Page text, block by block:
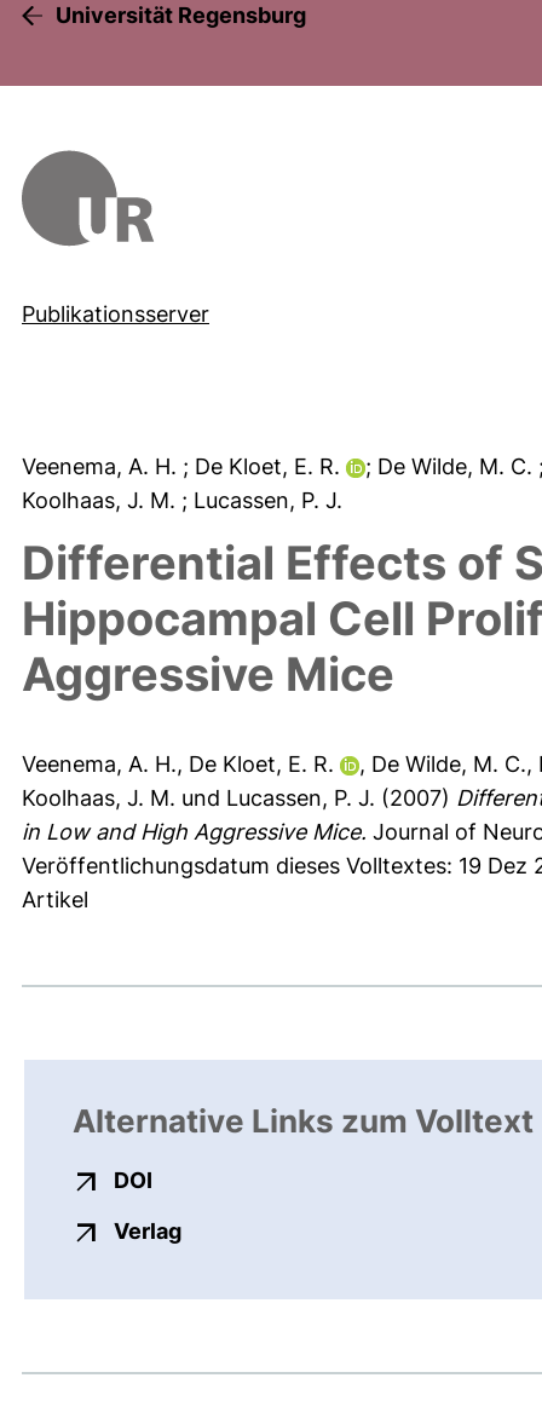
Universität Regensburg
Publikationsserver
Veenema, A. H. ; De Kloet, E. R. ; De Wilde, M. C.
Koolhaas, J. M. ; Lucassen, P. J.
Differential Effects of
Hippocampal Cell
Aggressive Mice
Veenema, A. H., De Kloet, E. R. , De Wilde, M. C.,
Koolhaas, J. M. und Lucassen, P. J. (2007)
in Low and High Aggressive Mice. Journal of
Veröffentlichungsdatum dieses Volltextes: 19 Dez
Artikel
Alternative Links zum Volltext
DOI
Verlagexterner Link, öffnet neues